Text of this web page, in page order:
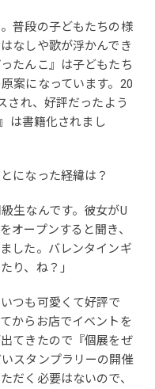
普段の子どもたちの様
なしや歌が浮かんでき
たんこ』は子どもたち
案になっています。20
され、好評だったよう
は書籍化されまし
になった経緯は？
生なんです。彼女がU
オープンすると聞き、
した。バレンタインギ
り、ね？」
つも可愛くて好評で
からお店でイベントを
てきたので『個展をぜ
スタンプラリーの開催
だく必要はないので、